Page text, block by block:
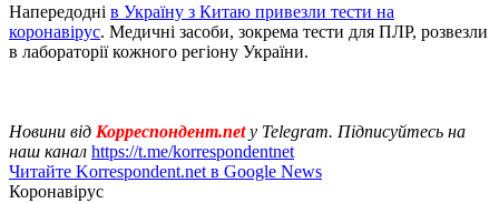
Напередодні в Україну з Китаю привезли тести на
коронавірус. Медичні засоби, зокрема тести для ПЛР, розвезли
в лабораторії кожного регіону України.
Новини від Корреспондент.net у Telegram. Підписуйтесь на
наш канал https://t.me/korrespondentnet
Читайте Korrespondent.net в Google News
Коронавірус